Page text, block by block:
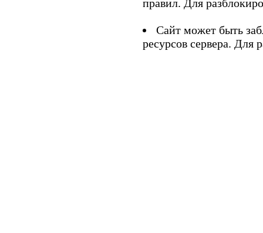
правил. Для
Сайт может быть
ресурсов сервера. Для